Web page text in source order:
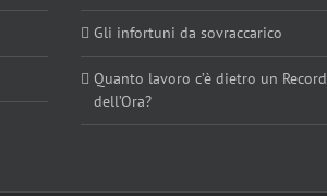
Gli infortuni da sovraccarico
Quanto lavoro c’è dietro un Record
dell’Ora?